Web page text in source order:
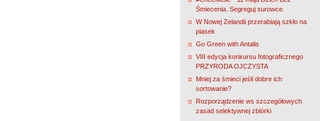
Śmiecenia. Segreguj surowce.
W Nowej Zelandii przerabiają szkło na
piasek
Go Green with Antalis
VIII edycja konkursu fotograficznego
PRZYRODA OJCZYSTA
Mniej za śmieci jeśli dobre ich
sortowanie?
Rozporządzenie ws szczegółowych
zasad selektywnej zbiórki